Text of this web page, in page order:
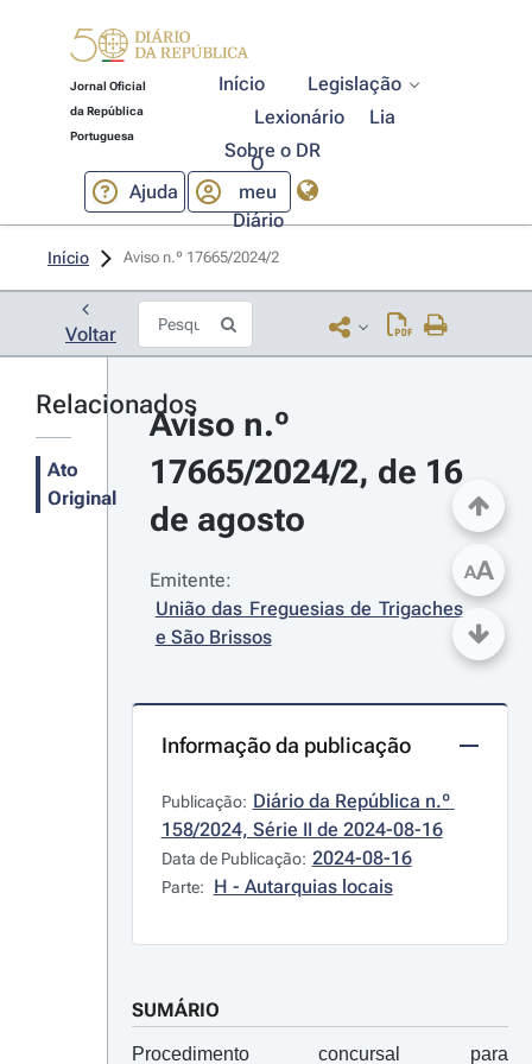
Jornal Oficial
da República
Portuguesa
Início
Legislação
Lexionário
Lia
Sobre o DR
Ajuda
O
meu
Diário
Início Aviso n.º 17665/2024/2
Voltar
Relacionados
Ato
Original
Aviso n.º
17665/2024/2, de 16
de agosto
Emitente:
União das Freguesias de Trigaches
e São Brissos
Informação da publicação
Publicação: Diário da República n.º
158/2024, Série II de 2024-08-16
Data de Publicação: 2024-08-16
Parte: H - Autarquias locais
SUMÁRIO
Procedimento concursal para
AA